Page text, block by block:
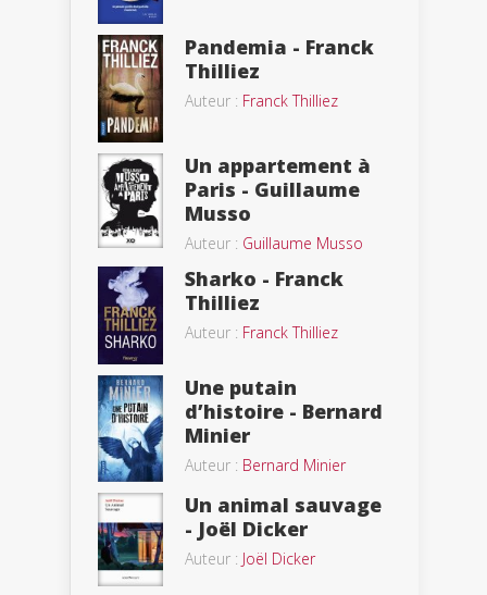
Pandemia - Franck
Thilliez
Auteur : Franck Thilliez
Un appartement à
Paris - Guillaume
Musso
Auteur : Guillaume Musso
Sharko - Franck
Thilliez
Auteur : Franck Thilliez
Une putain
d’histoire - Bernard
Minier
Auteur : Bernard Minier
Un animal sauvage
- Joël Dicker
Auteur : Joël Dicker